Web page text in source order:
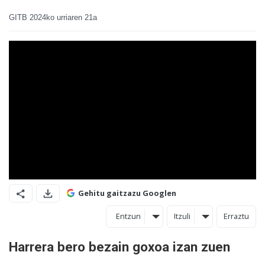
GITB 2024ko urriaren 21a
Gehitu gaitzazu Googlen
Entzun Itzuli Erraztu
Harrera bero bezain goxoa izan zuen